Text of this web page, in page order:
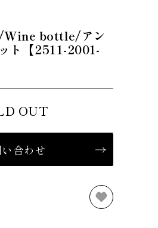
/Wine bottle/アン
ト【2511-2001-
OUT
合わせ